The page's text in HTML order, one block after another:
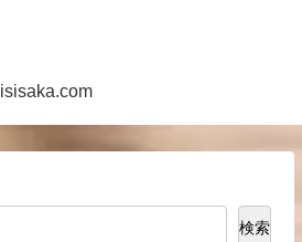
isisaka.com
検索